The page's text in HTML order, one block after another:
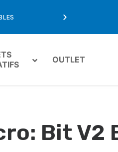
OFFRES
OUTLET
Bit V2